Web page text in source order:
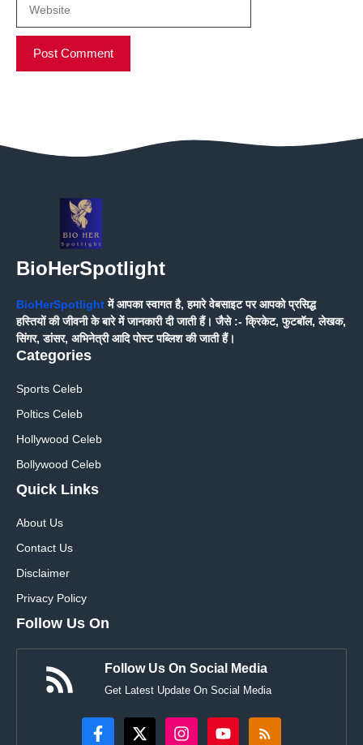
BioHerSpotlight
BioHerSpotlightमें आपका स्वागत है, हमारे वेबसाइट पर आपको प्रसिद्ध
हस्तियों की जीवनी के बारे में जानकारी दी जाती हैं। जैसे :- क्रिकेट, फुटबॉल, लेखक,
सिंगर, डांसर, अभिनेत्री आदि पोस्ट पब्लिश की जाती हैं।
Categories
Sports Celeb
Poltics Celeb
Hollywood Celeb
Bollywood Celeb
Quick Links
About Us
Contact Us
Disclaimer
Privacy Policy
Follow Us On
Follow Us On Social Media
Get Latest Update On Social Media